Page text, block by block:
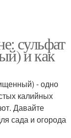
сульфат
и как
- одно
калийных
Давайте
сада и огорода